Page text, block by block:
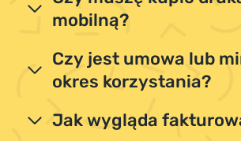
mobilną?
Czy jest umowa lub
okres korzystania?
Jak wygląda